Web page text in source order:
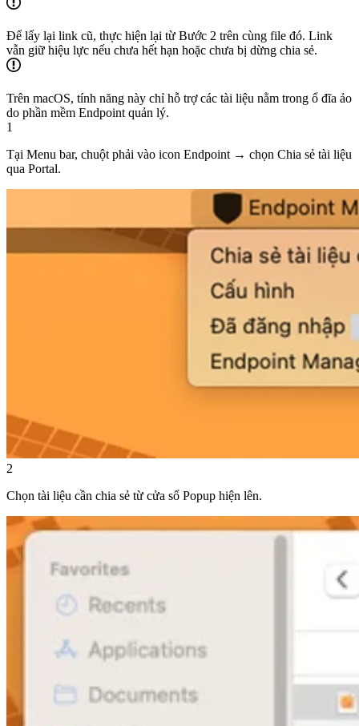
Để lấy lại link cũ, thực hiện lại từ Bước 2 trên cùng file đó. Link
vẫn giữ hiệu lực nếu chưa hết hạn hoặc chưa bị dừng chia sẻ.
Trên macOS, tính năng này chỉ hỗ trợ các tài liệu nằm trong ổ đĩa ảo
do phần mềm Endpoint quản lý.
1
Tại Menu bar, chuột phải vào icon Endpoint → chọn Chia sẻ tài liệu
qua Portal.
2
Chọn tài liệu cần chia sẻ từ cửa sổ Popup hiện lên.